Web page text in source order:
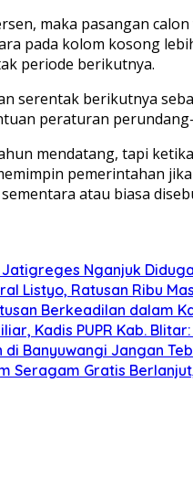
maka pasangan
pada kolom kosong
periode berikutnya.
serentak berikutnya
peraturan
mendatang, tapi
pemerintahan
atau biasa
Jatigreges Nganjuk
Listyo, Ratusan Ribu
Berkeadilan dalam
Kadis PUPR Kab.
Banyuwangi Jangan
Seragam Gratis